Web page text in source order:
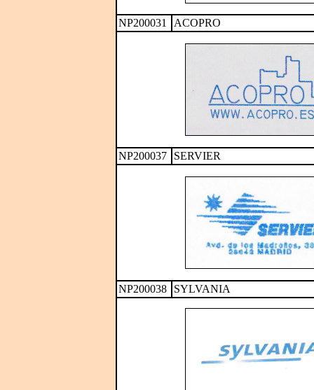
NP200031 ACOPRO
NP200037 SERVIER
NP200038 SYLVANIA